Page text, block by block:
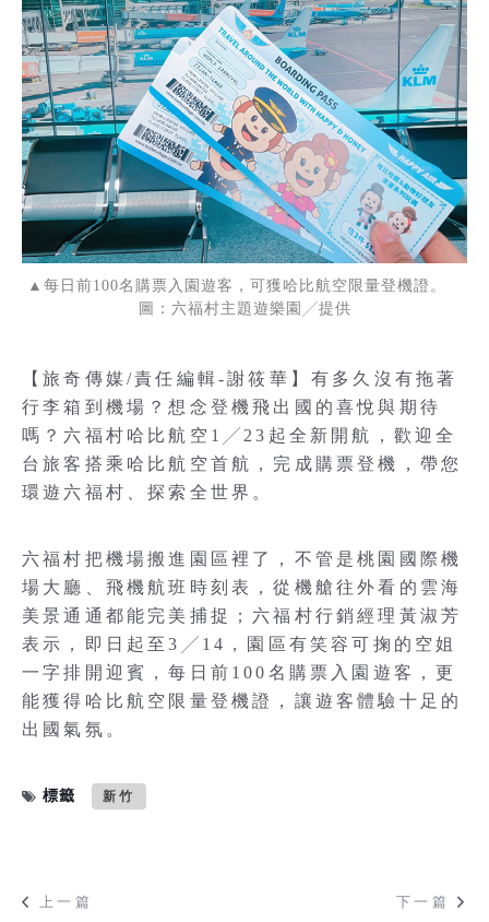
▲每日前100名購票入園遊客，可獲哈比航空限量登機證。
圖：六福村主題遊樂園╱提供
【旅奇傳媒/責任編輯-謝筱華】有多久沒有拖著
行李箱到機場？想念登機飛出國的喜悅與期待
嗎？六福村哈比航空1╱23起全新開航，歡迎全
台旅客搭乘哈比航空首航，完成購票登機，帶您
環遊六福村、探索全世界。
六福村把機場搬進園區裡了，不管是桃園國際機
場大廳、飛機航班時刻表，從機艙往外看的雲海
美景通通都能完美捕捉；六福村行銷經理黃淑芳
表示，即日起至3╱14，園區有笑容可掬的空姐
一字排開迎賓，每日前100名購票入園遊客，更
能獲得哈比航空限量登機證，讓遊客體驗十足的
出國氣氛。
標籤 新竹
上一篇 下一篇